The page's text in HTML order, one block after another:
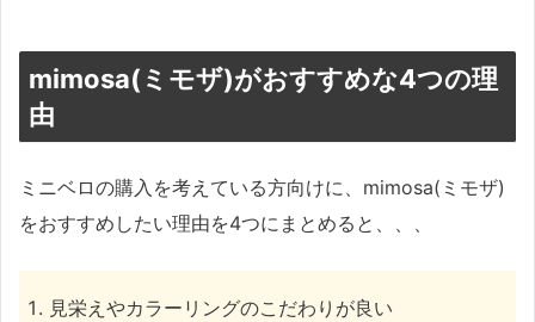
mimosa(ミモザ)がおすすめな4つの理
由
ミニベロの購入を考えている方向けに、mimosa(ミモザ)
をおすすめしたい理由を4つにまとめると、、、
見栄えやカラーリングのこだわりが良い